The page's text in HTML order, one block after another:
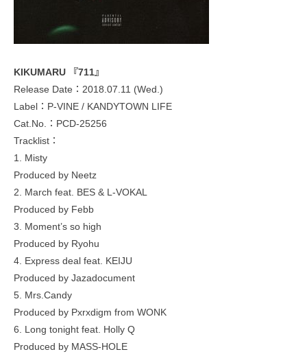
KIKUMARU 『711』
Release Date：2018.07.11 (Wed.)
Label：P-VINE / KANDYTOWN LIFE
Cat.No.：PCD-25256
Tracklist：
1. Misty
Produced by Neetz
2. March feat. BES & L-VOKAL
Produced by Febb
3. Moment’s so high
Produced by Ryohu
4. Express deal feat. KEIJU
Produced by Jazadocument
5. Mrs.Candy
Produced by Pxrxdigm from WONK
6. Long tonight feat. Holly Q
Produced by MASS-HOLE